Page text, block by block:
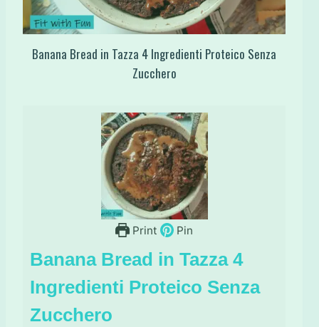
Banana Bread in Tazza 4 Ingredienti Proteico Senza
Zucchero
Print Pin
Banana Bread in Tazza 4
Ingredienti Proteico Senza
Zucchero